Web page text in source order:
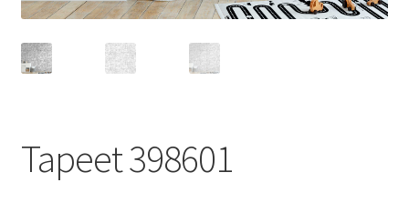
Tapeet 398601